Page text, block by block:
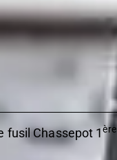
fusil Chassepot 1ère